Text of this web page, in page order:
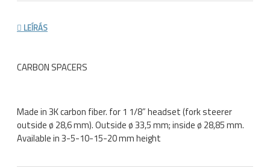
LEÍRÁS
CARBON SPACERS
Made in 3K carbon fiber. for 1 1/8” headset (fork steerer
outside ø 28,6 mm). Outside ø 33,5 mm; inside ø 28,85 mm.
Available in 3-5-10-15-20 mm height